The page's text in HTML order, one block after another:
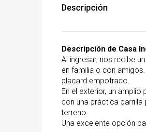
Descripción
Descripción de Casa
Al ingresar, nos recibe
en familia o con
placard empotrado.
En el exterior, un
con una práctica
terreno.
Una excelente opción